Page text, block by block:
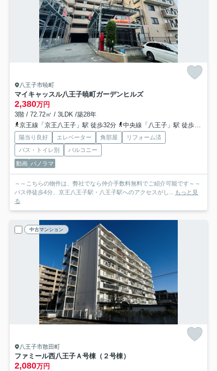
八王子市暁町
マイキャッスル八王子暁町ガーデンヒルズ
2,380万円
3階 / 72.72㎡ / 3LDK /築28年
京王線「京王八王子」駅 徒歩32分
中央線「八王子」駅 徒歩31分
陽当り良好 エレベーター 角部屋
リフォーム済
バス・トイレ別
バルコニー
動画 パノラマ
～～こちらの物件は、弊社でなら仲介手数料無料でご紹介可能です～～
バス停徒歩4分、京王八王子駅・八王子駅へのアクセスがし...
もっと見
る
中古マンション
八王子市散田町
ファミール西八王子Ａ号棟（２号棟）
2,080万円